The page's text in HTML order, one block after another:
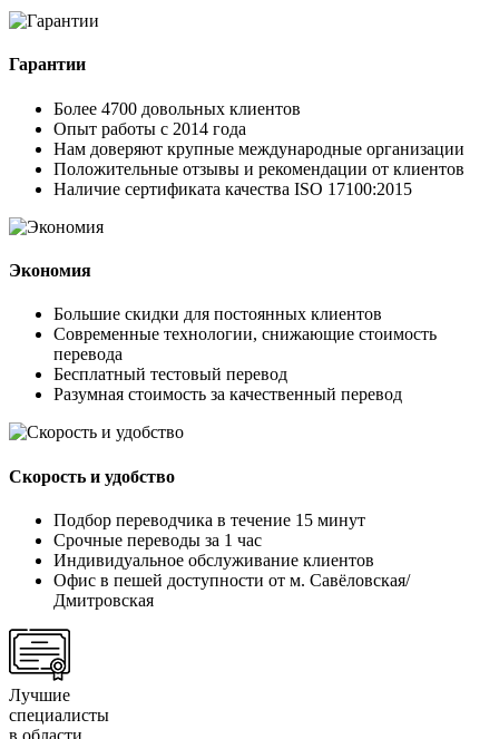
Гарантии
Более 4700 довольных клиентов
Опыт работы с 2014 года
Нам доверяют крупные международные организации
Положительные отзывы и рекомендации от клиентов
Наличие сертификата качества ISO 17100:2015
Экономия
Большие скидки для постоянных клиентов
Современные технологии, снижающие стоимость
перевода
Бесплатный тестовый перевод
Разумная стоимость за качественный перевод
Скорость и удобство
Подбор переводчика в течение 15 минут
Срочные переводы за 1 час
Индивидуальное обслуживание клиентов
Офис в пешей доступности от м. Савёловская/
Дмитровская
Лучшие
специалисты
в области